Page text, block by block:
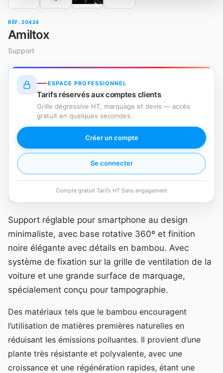
RÉF. 20424
Amiltox
Support
ESPACE PROFESSIONNEL
Tarifs réservés aux comptes clients
Grille dégressive HT, marquage et devis — accès
gratuit en quelques secondes.
Créer un compte
Se connecter
Compte gratuit·Tarifs HT·Sans engagement
Support réglable pour smartphone au design
minimaliste, avec base rotative 360º et finition
noire élégante avec détails en bambou. Avec
système de fixation sur la grille de ventilation de la
voiture et une grande surface de marquage,
spécialement conçu pour tampographie.
Des matériaux tels que le bambou encouragent
l’utilisation de matières premières naturelles en
réduisant les émissions polluantes. Il provient d’une
plante très résistante et polyvalente, avec une
croissance et une régénération rapides, étant une